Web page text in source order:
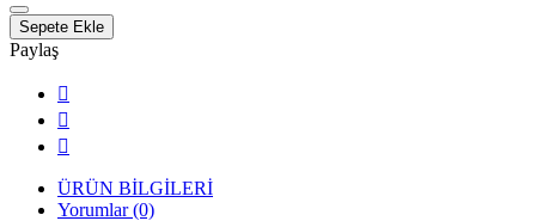
Sepete Ekle
Paylaş
ÜRÜN BİLGİLERİ
Yorumlar (0)